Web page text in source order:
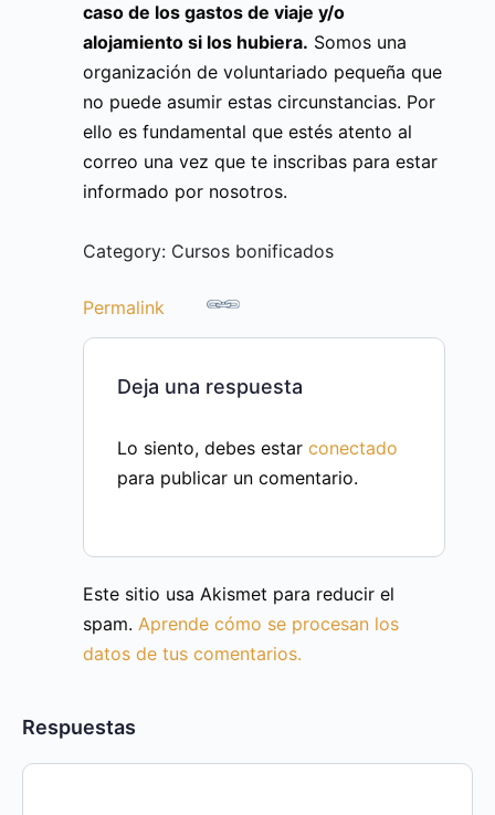
caso de los gastos de viaje y/o
alojamiento si los hubiera. Somos una
organización de voluntariado pequeña que
no puede asumir estas circunstancias. Por
ello es fundamental que estés atento al
correo una vez que te inscribas para estar
informado por nosotros.
Category: Cursos bonificados
Permalink
Deja una respuesta
Lo siento, debes estar conectado
para publicar un comentario.
Este sitio usa Akismet para reducir el
spam. Aprende cómo se procesan los
datos de tus comentarios.
Respuestas